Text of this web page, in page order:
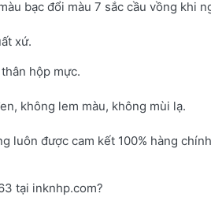
bạc đổi màu 7 sắc cầu vồng khi
xứ.
hộp mực.
không lem màu, không mùi lạ.
luôn được cam kết 100% hàng
tại inknhp.com?